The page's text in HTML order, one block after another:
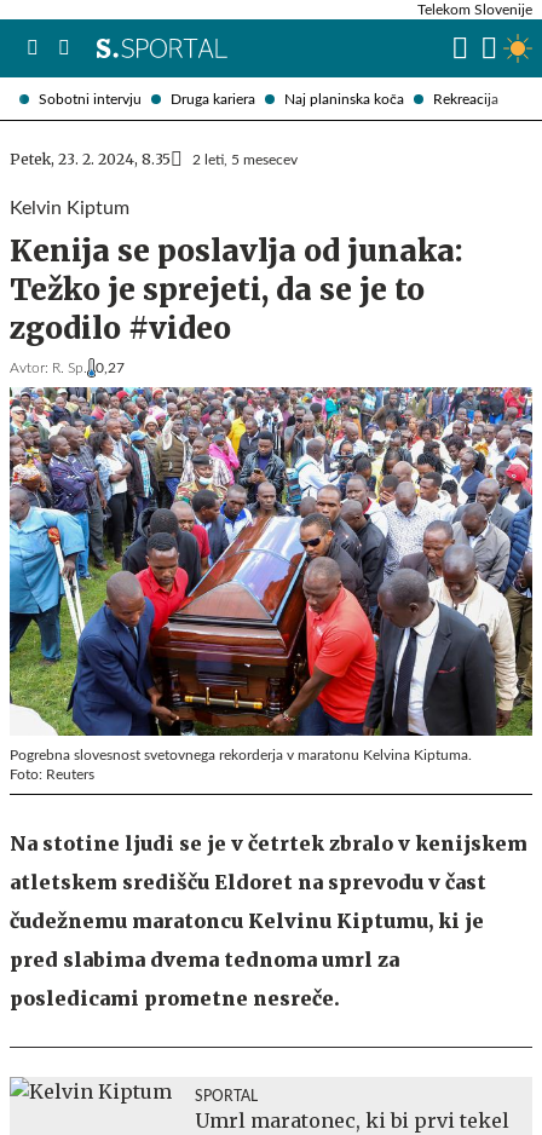
Sobotni intervju Druga kariera Naj planinska koča Rekreacija
Telekom Slovenije
Petek, 23. 2. 2024, 8.35 2 leti, 5 mesecev
Kelvin Kiptum
Kenija se poslavlja od junaka:
Težko je sprejeti, da se je to
zgodilo #video
Avtor: R. Sp. 0,27
Pogrebna slovesnost svetovnega rekorderja v maratonu Kelvina Kiptuma.
Foto: Reuters
Na stotine ljudi se je v četrtek zbralo v kenijskem
atletskem središču Eldoret na sprevodu v čast
čudežnemu maratoncu Kelvinu Kiptumu, ki je
pred slabima dvema tednoma umrl za
posledicami prometne nesreče.
SPORTAL
Umrl maratonec, ki bi prvi tekel